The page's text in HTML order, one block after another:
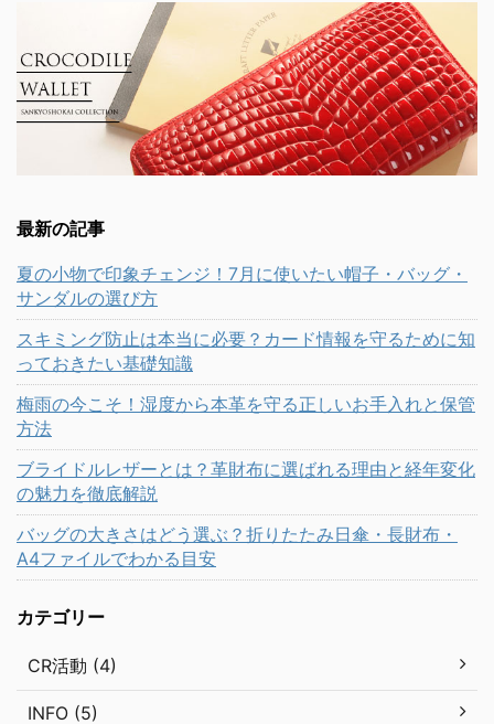
最新の記事
夏の小物で印象チェンジ！7月に使いたい帽子・バッグ・
サンダルの選び方
スキミング防止は本当に必要？カード情報を守るために知
っておきたい基礎知識
梅雨の今こそ！湿度から本革を守る正しいお手入れと保管
方法
ブライドルレザーとは？革財布に選ばれる理由と経年変化
の魅力を徹底解説
バッグの大きさはどう選ぶ？折りたたみ日傘・長財布・
A4ファイルでわかる目安
カテゴリー
CR活動 (4)
INFO (5)